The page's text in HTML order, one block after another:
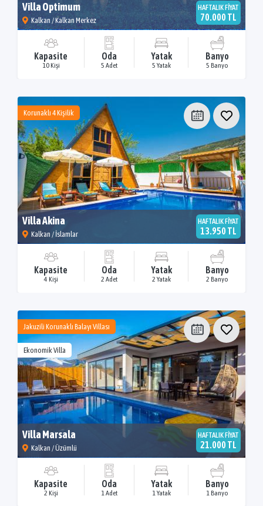
Villa Optimum
Kalkan / Kalkan Merkez
HAFTALIK FİYAT
70.000 TL
Kapasite
10 Kişi
Oda
5 Adet
Yatak
5 Yatak
Banyo
5 Banyo
Korunaklı 4 Kişilik
Villa Akina
Kalkan / İslamlar
HAFTALIK FİYAT
13.950 TL
Kapasite
4 Kişi
Oda
2 Adet
Yatak
2 Yatak
Banyo
2 Banyo
Jakuzili Korunaklı Balayı Villası
Ekonomik Villa
Villa Marsala
Kalkan / Üzümlü
HAFTALIK FİYAT
21.000 TL
Kapasite
2 Kişi
Oda
1 Adet
Yatak
1 Yatak
Banyo
1 Banyo